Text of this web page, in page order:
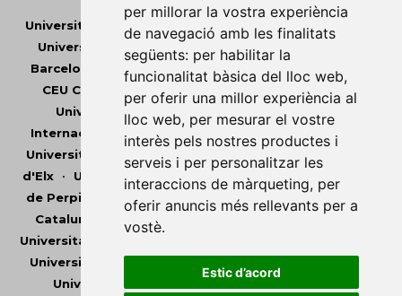
per millorar la vostra experiència
de navegació amb les finalitats
següents: per habilitar la
funcionalitat bàsica del lloc web,
per oferir una millor experiència al
lloc web, per mesurar el vostre
interès pels nostres productes i
serveis i per personalitzar les
interaccions de màrqueting, per
oferir anuncis més rellevants per a
vostè.
Estic d’acord
Universitat Abat Oliba CEU • Universitat d'Alacant
Universitat d'Andorra
•
Universitat Autònoma de
Barcelona
Universitat de Barcelona•
Universitat
CEU Cardenal Herrera
Universitat de Girona
•
Universitat de les Illes Balears
Universitat
Internacional de Catalunya
Universitat Jaume I
Universitat de Lleida•
Universitat Miguel Hernández
d'Elx• Universitat Oberta de Catalunya •
de Perpinyà Via Domitia
Universitat Politècnica de
Catalunya
Universitat Politècnica de València
Universitat Pompeu Fabra
Universitat Rovira i Virgili
•
Universitat de València